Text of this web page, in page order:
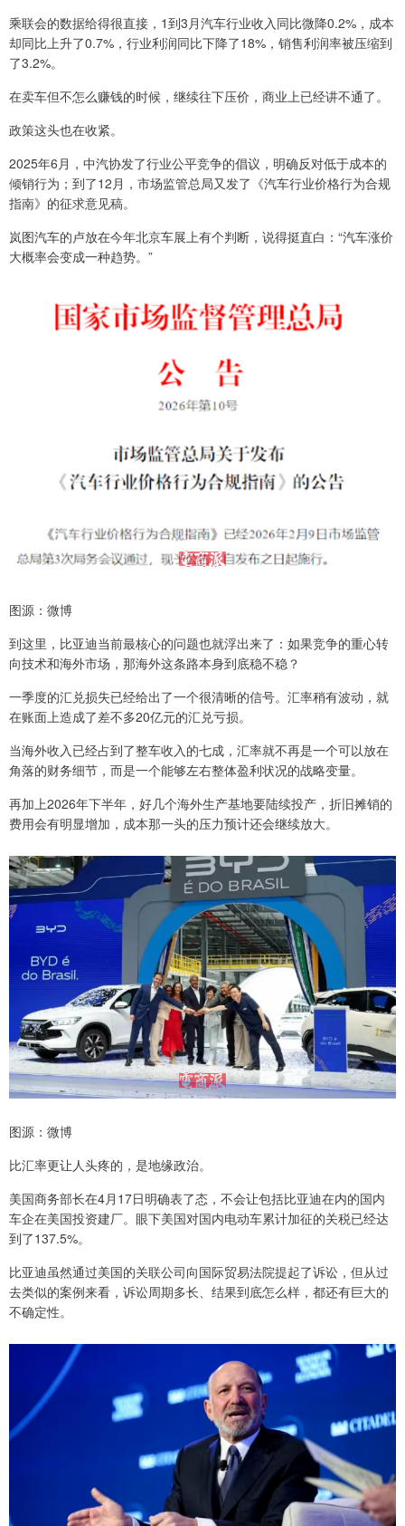
乘联会的数据给得很直接，1到3月汽车行业收入同比微降0.2%，成本
却同比上升了0.7%，行业利润同比下降了18%，销售利润率被压缩到
了3.2%。
在卖车但不怎么赚钱的时候，继续往下压价，商业上已经讲不通了。
政策这头也在收紧。
2025年6月，中汽协发了行业公平竞争的倡议，明确反对低于成本的
倾销行为；到了12月，市场监管总局又发了《汽车行业价格行为合规
指南》的征求意见稿。
岚图汽车的卢放在今年北京车展上有个判断，说得挺直白：“汽车涨价
大概率会变成一种趋势。”
图源：微博
到这里，比亚迪当前最核心的问题也就浮出来了：如果竞争的重心转
向技术和海外市场，那海外这条路本身到底稳不稳？
一季度的汇兑损失已经给出了一个很清晰的信号。汇率稍有波动，就
在账面上造成了差不多20亿元的汇兑亏损。
当海外收入已经占到了整车收入的七成，汇率就不再是一个可以放在
角落的财务细节，而是一个能够左右整体盈利状况的战略变量。
再加上2026年下半年，好几个海外生产基地要陆续投产，折旧摊销的
费用会有明显增加，成本那一头的压力预计还会继续放大。
图源：微博
比汇率更让人头疼的，是地缘政治。
美国商务部长在4月17日明确表了态，不会让包括比亚迪在内的国内
车企在美国投资建厂。眼下美国对国内电动车累计加征的关税已经达
到了137.5%。
比亚迪虽然通过美国的关联公司向国际贸易法院提起了诉讼，但从过
去类似的案例来看，诉讼周期多长、结果到底怎么样，都还有巨大的
不确定性。